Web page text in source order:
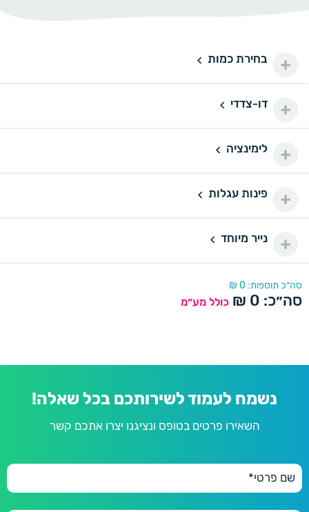
100 100 יחידות
200 יחידות
110 ₪
160 ₪
בחירת כמות
דו-צדדידו-צדדי
לימינציהלימינציה
פינות עגלות
פינות עגלות
נייר מיוחדנייר מיוחד
סה״כ תוספות: 0
₪
סה״כ: 0
₪ כולל מע״מ
נשמח לעמוד לשירותכם בכל שאלה!
השאירו פרטים בטופס ונציגנו יצרו אתכם קשר